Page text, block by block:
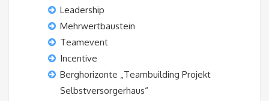
Leadership
Mehrwertbaustein
Teamevent
Incentive
Berghorizonte „Teambuilding Projekt
Selbstversorgerhaus“